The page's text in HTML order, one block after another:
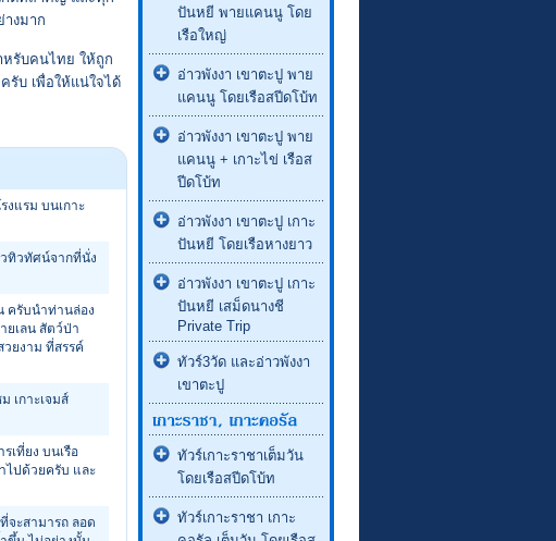
งมาก
หรับคนไทย ให้ถูก
รับ เพื่อให้แน่ใจได้
งแรม บนเกาะ
วทิวทัศน์จากที่นั่ง
ครับนำท่านล่อง
ยเลน สัตว์ป่า
ยงาม ที่สรรค์
เกาะเจมส์
เที่ยง บนเรือ
ไปด้วยครับ และ
จะสามารถ ลอด
ปันหยี พายแคนนู โดย
เรือใหญ่
อ่าวพังงา เขาตะปู พาย
แคนนู โดยเรือสปีดโบ้ท
อ่าวพังงา เขาตะปู พาย
แคนนู + เกาะไข่ เรือส
ปีดโบ้ท
อ่าวพังงา เขาตะปู เกาะ
ปันหยี โดยเรือหางยาว
อ่าวพังงา เขาตะปู เกาะ
ปันหยี เสม็ดนางชี
Private Trip
ทัวร์3วัด และอ่าวพังงา
เขาตะปู
ทัวร์เกาะราชาเต็มวัน
โดยเรือสปีดโบ้ท
ทัวร์เกาะราชา เกาะ